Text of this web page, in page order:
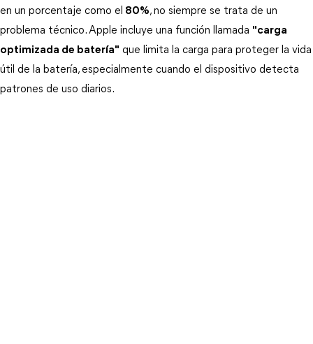
en un porcentaje como el 80%, no siempre se trata de un
problema técnico. Apple incluye una función llamada "carga
optimizada de batería" que limita la carga para proteger la vida
útil de la batería, especialmente cuando el dispositivo detecta
patrones de uso diarios.